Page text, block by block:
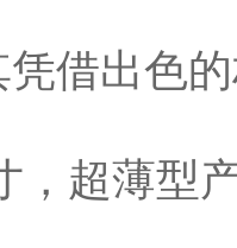
借出色
，超薄型